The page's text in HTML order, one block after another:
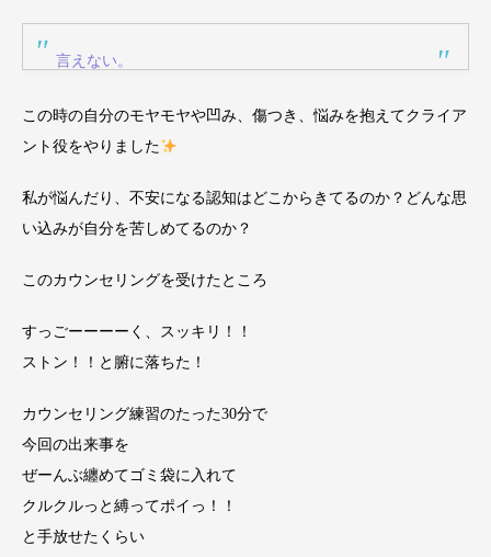
言えない。
この時の自分のモヤモヤや凹み、傷つき、悩みを抱えてクライア
ント役をやりました
私が悩んだり、不安になる認知はどこからきてるのか？どんな思
い込みが自分を苦しめてるのか？
このカウンセリングを受けたところ
すっごーーーーく、スッキリ！！
ストン！！と腑に落ちた！
カウンセリング練習のたった30分で
今回の出来事を
ぜーんぶ纏めてゴミ袋に入れて
クルクルっと縛ってポイっ！！
と手放せたくらい